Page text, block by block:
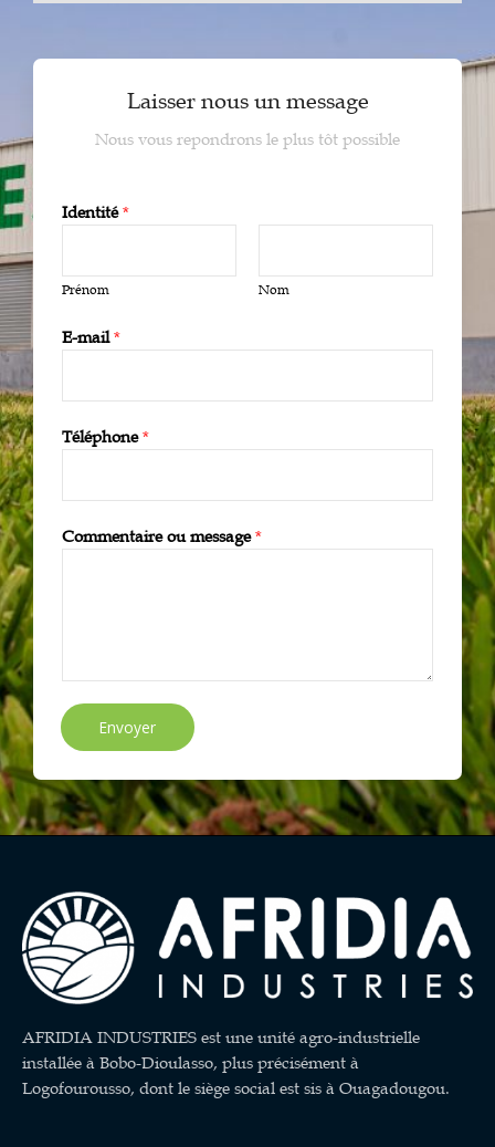
Laisser nous un message
Nous vous repondrons le plus tôt possible
Identité*
Prénom Nom
E-mail*
Téléphone*
Commentaire ou message*
Envoyer
AFRIDIA INDUSTRIES est une unité agro-industrielle
installée à Bobo-Dioulasso, plus précisément à
Logofourousso, dont le siège social est sis à Ouagadougou.